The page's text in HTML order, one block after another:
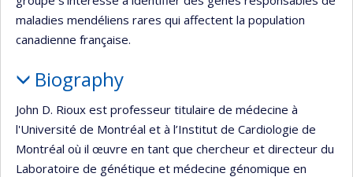
maladies mendéliens rares qui affectent la population
canadienne française.
Biography
John D. Rioux est professeur titulaire de médecine à
l'Université de Montréal et à l’Institut de Cardiologie de
Montréal où il œuvre en tant que chercheur et directeur du
Laboratoire de génétique et médecine génomique en